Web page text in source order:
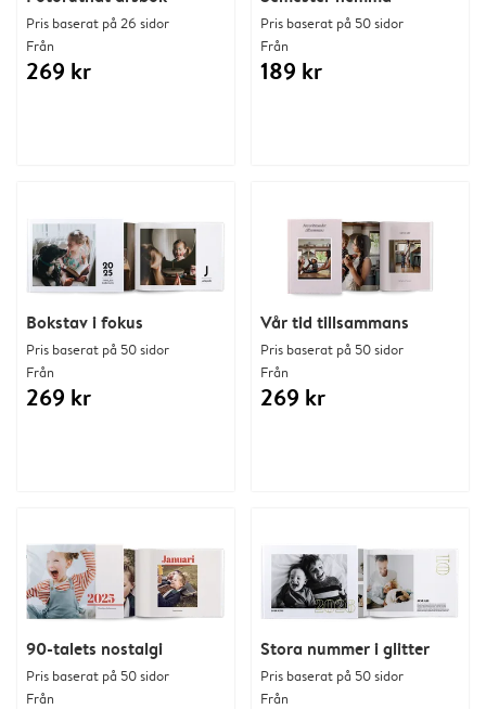
Pris baserat på 26 sidor
Från
269 kr
Bokstav i fokus
Pris baserat på 50 sidor
Från
269 kr
Stora nummer i glitter
Pris baserat på 50 sidor
Från
Vår tid tillsammans
Pris baserat på 50 sidor
Från
269 kr
Pris baserat på 50 sidor
Från
189 kr
90-talets nostalgi
Pris baserat på 50 sidor
Från